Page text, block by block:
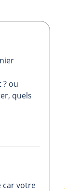
? ou
quels
car votre